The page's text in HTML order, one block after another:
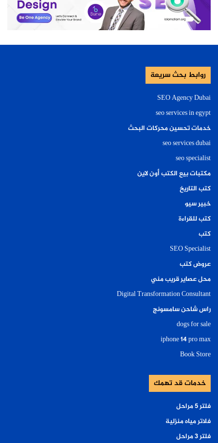
روابط بحث سريعة
SEO Agency Dubai
seo services in egypt
خدمات تحسين محركات البحث
seo services dubai
seo specialist
مكتبات بيع الكتب أون لاين
كتب التاريخ
خبير سيو
كتب للقراءة
كتب
SEO Specialist
عروض كتب
محل عصاير قريب مني
Digital Transformation Consultant
راس شاحن سامسونج
dogs for sale
iphone 14 pro max
Book Store
خدمات قد تهمك
فلتر ٥ مراحل
فلاتر مياه منزلية
فلتر ٣ مراحل